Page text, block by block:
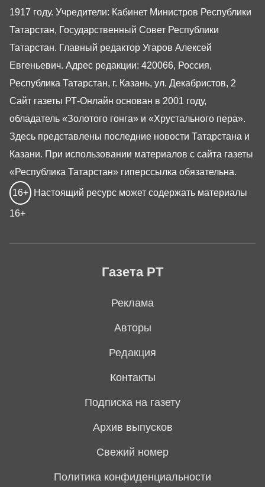
Газета РТ
Реклама
Авторы
Редакция
Контакты
Подписка на газету
Архив выпусков
Свежий номер
Политика конфиденциальности
1917 году. Учредители: Кабинет Министров Республики
Татарстан, Государственный Совет Республики
Татарстан. Главный редактор Угаров Алексей
Евгеньевич. Адрес редакции: 420066, Россия,
Республика Татарстан, г. Казань, ул. Декабристов, 2
Сайт газеты РТ-Онлайн основан в 2001 году,
обладатель «Золотого гонга» и «Хрустального пера».
Здесь представлены последние новости Татарстана и
Казани. При использовании материалов с сайта газеты
«Республика Татарстан» гиперссылка обязательна.
16+ Настоящий ресурс может содержать материалы
16+